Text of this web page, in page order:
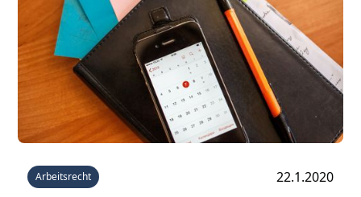
Arbeitsrecht 22.1.2020